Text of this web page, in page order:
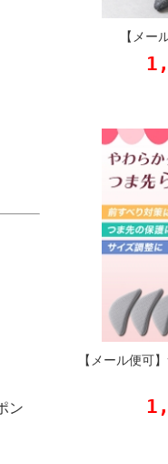
ン
【メー
【メール便可